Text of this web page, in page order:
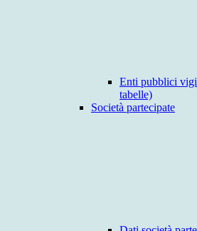
Enti pubblici
tabelle)
Società partecipate